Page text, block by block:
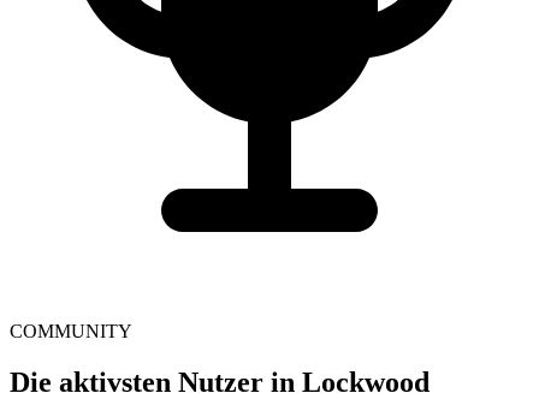
COMMUNITY
Die aktivsten Nutzer in Lockwood